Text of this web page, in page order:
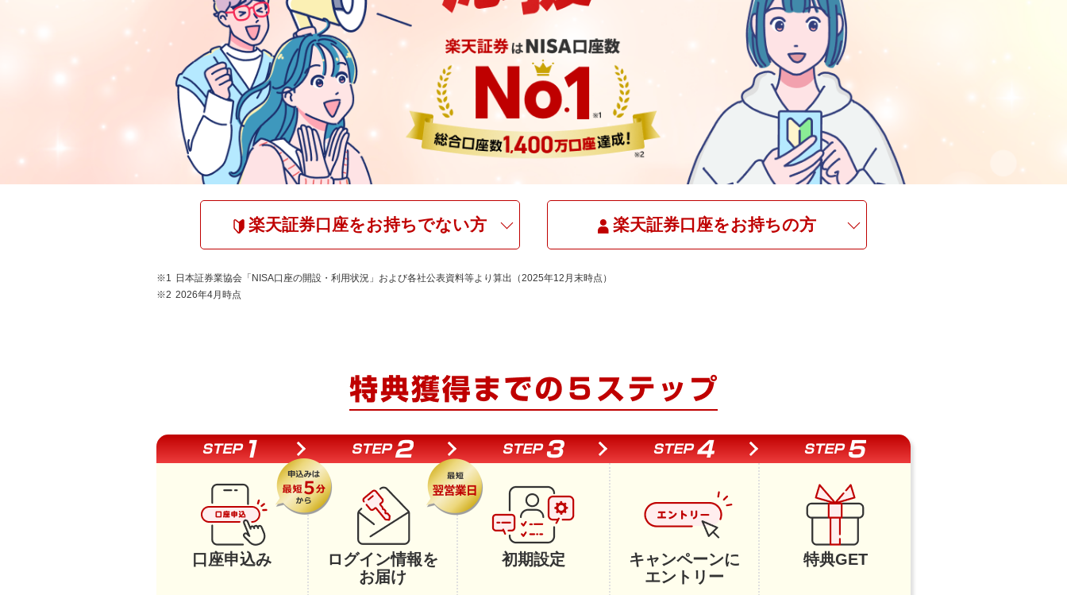
楽天証券口座をお持ちでない方 楽天証券口座をお持ちの方
日本証券業協会「NISA口座の開設・利用状況」および各社公表資料等より算出（2025年12月末時点）
2026年4月時点
口座申込み
ログイン情報を
お届け
初期設定
キャンペーンに
エントリー
特典GET